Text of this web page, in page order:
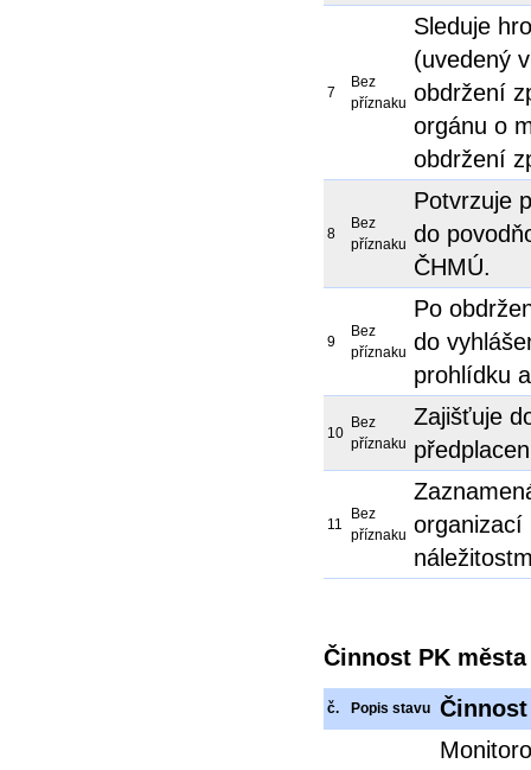
7
Bez
příznaku
Sleduje
(uvedený
obdržení
orgánu o
obdržení
8
Bez
příznaku
Potvrzuje
do
ČHMÚ.
9
Bez
příznaku
Po
do
prohlídku
10
Bez
příznaku
Zajišťuje
11
Bez
příznaku organizací
Činnost PK
č. Popis stavu Činnost